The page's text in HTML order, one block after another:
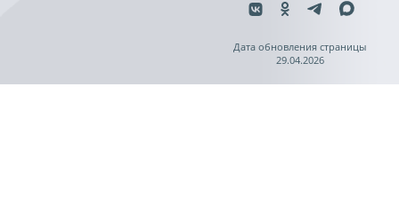
Дата обновления страницы
29.04.2026